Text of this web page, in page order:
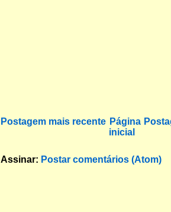
Postagem mais recente Página
inicial
Assinar: Postar comentários (Atom)